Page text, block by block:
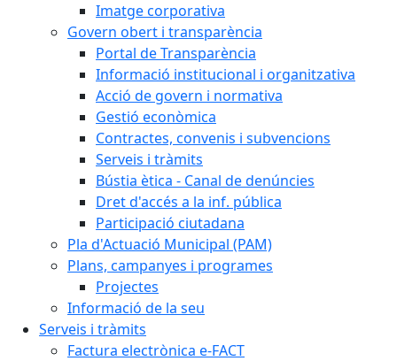
Imatge corporativa
Govern obert i transparència
Portal de Transparència
Informació institucional i organitzativa
Acció de govern i normativa
Gestió econòmica
Contractes, convenis i subvencions
Serveis i tràmits
Bústia ètica - Canal de denúncies
Dret d'accés a la inf. pública
Participació ciutadana
Pla d'Actuació Municipal (PAM)
Plans, campanyes i programes
Projectes
Informació de la seu
Serveis i tràmits
Factura electrònica e-FACT